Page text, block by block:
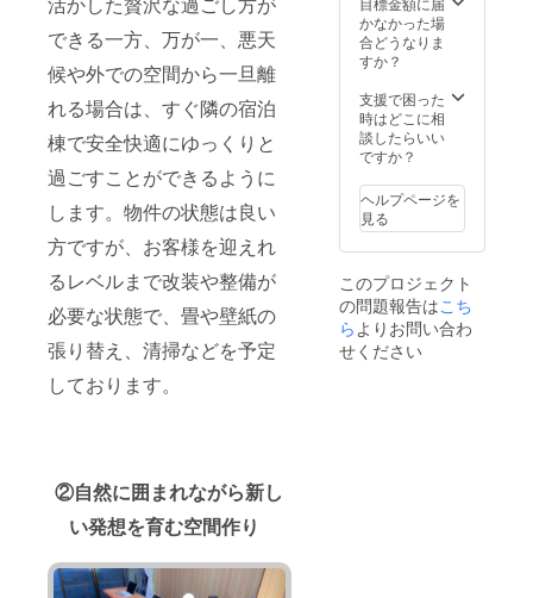
できる一方、万が一、悪天
候や外での空間から一旦離
れる場合は、すぐ隣の宿泊
棟で安全快適にゆっくりと
過ごすことができるように
します。物件の状態は良い
方ですが、お客様を迎えれ
るレベルまで改装や整備が
必要な状態で、畳や壁紙の
張り替え、清掃などを予定
しております。
②自然に囲まれながら新し
い発想を育む空間作り
ジです
ので、
実物と
ザイ
ン、サ
イズ等
が若干
場合が
ござい
ます。
※宿泊券
限：21
年4月〜
22年3月
まで ※
宿泊ご
チャー
（調理
器具）
トに
なって
いま
す！ ま
記に加
え、完
成した
ての”天
＜
Yukishi
mo
＞”宿泊
券（1泊
かなかった場
合どうなりま
すか？
支援で困った
時はどこに相
談したらいい
ですか？
ヘルプページを
見る
このプロジェクト
の問題報告はこち
らよりお問い合わ
せください